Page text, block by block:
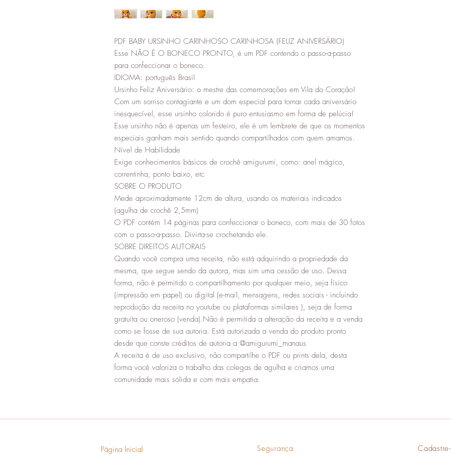
PDF BABY URSINHO CARINHOSO CARINHOSA (FELIZ ANIVERSÁRIO)
Esse NÃO É O BONECO PRONTO, é um PDF contendo o passo-a-passo
para confeccionar o boneco.
IDIOMA: português Brasil
Ursinho Feliz Aniversário: o mestre das comemorações em Vila do Coração!
Com um sorriso contagiante e um dom especial para tornar cada aniversário
inesquecível, esse ursinho colorido é puro entusiasmo em forma de pelúcia!
Esse ursinho não é apenas um festeiro, ele é um lembrete de que os momentos
especiais ganham mais sentido quando compartilhados com quem amamos.
Nível de Habilidade
Exige conhecimentos básicos de crochê amigurumi, como: anel mágico,
correntinha, ponto baixo, etc
SOBRE O PRODUTO
Mede aproximadamente 12cm de altura, usando os materiais indicados
(agulha de crochê 2,5mm)
O PDF contém 14 páginas para confeccionar o boneco, com mais de 30 fotos
com o passo-a-passo. Divirta-se crochetando ele.
SOBRE DIREITOS AUTORAIS
Quando você compra uma receita, não está adquirindo a propriedade da
mesma, que segue sendo da autora, mas sim uma cessão de uso. Dessa
forma, não é permitido o compartilhamento por qualquer meio, seja físico
(impressão em papel) ou digital (e-mail, mensagens, redes sociais - incluindo
reprodução da receita no youtube ou plataformas similares ), seja de forma
gratuita ou oneroso (venda).Não é permitida a alteração da receita e a venda
como se fosse de sua autoria. Está autorizada a venda do produto pronto
desde que conste créditos de autoria a @amigurumi_manaus
A receita é de uso exclusivo, não compartilhe o PDF ou prints dela, desta
forma você valoriza o trabalho das colegas de agulha e criamos uma
comunidade mais sólida e com mais empatia.
Página Inicial
Segurança